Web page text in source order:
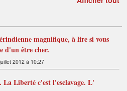
magnifique, à lire si vous
d'un être cher.
2012 à 10:27
Liberté c'est l'esclavage. L'